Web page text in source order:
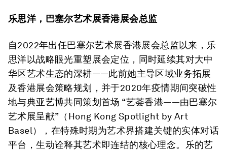
乐思洋，巴塞尔艺术展香港展会总监
自2022年出任巴塞尔艺术展香港展会总监以来，乐
思洋以战略眼光重塑展会定位，同时延续其对大中
华区艺术生态的深耕——此前她主导区域业务拓展
及香港展会策略规划，并于2020年疫情期间突破性
地与典亚艺博共同策划首场 “艺荟香港——由巴塞尔
艺术展呈献”（Hong Kong Spotlight by Art
Basel），在特殊时期为艺术界搭建关键的实体对话
平台，生动诠释其艺术即连结的核心理念。乐的艺